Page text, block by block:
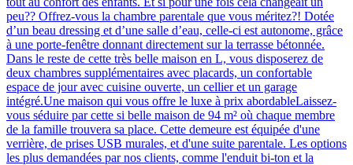
peu?? Offrez-vous la chambre parentale que vous méritez?! Dotée
d’un beau dressing et d’une salle d’eau, celle-ci est autonome, grâce
à une porte-fenêtre donnant directement sur la terrasse bétonnée.
Dans le reste de cette très belle maison en L, vous disposerez de
deux chambres supplémentaires avec placards, un confortable
espace de jour avec cuisine ouverte, un cellier et un garage
intégré.Une maison qui vous offre le luxe à prix abordableLaissez-
vous séduire par cette si belle maison de 94 m² où chaque membre
de la famille trouvera sa place. Cette demeure est équipée d'une
verrière, de prises USB murales, et d'une suite parentale. Les options
les plus demandées par nos clients, comme l'enduit bi-ton et la